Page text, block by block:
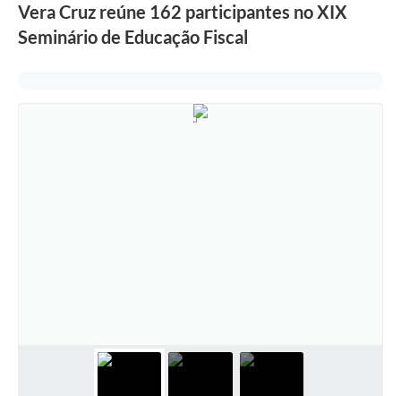
Vera Cruz reúne 162 participantes no XIX
Seminário de Educação Fiscal